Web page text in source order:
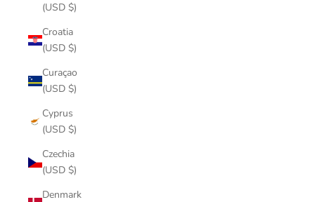
(USD $)
Croatia
(USD $)
Curaçao
(USD $)
Cyprus
(USD $)
Czechia
(USD $)
Denmark